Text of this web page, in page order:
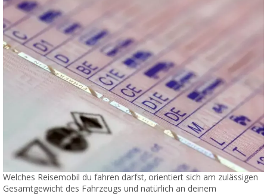
Welches Reisemobil du fahren darfst, orientiert sich am zulässigen
Gesamtgewicht des Fahrzeugs und natürlich an deinem